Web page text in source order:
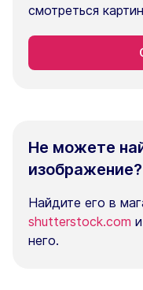
смотреться
Не можете
изображение?
Найдите его в
shutterstock.com
него.